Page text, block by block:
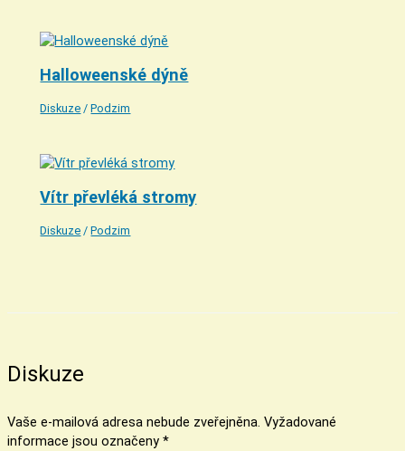
Halloweenské dýně
Diskuze /Podzim
Vítr převléká stromy
Diskuze /Podzim
Diskuze
Vaše e-mailová adresa nebude zveřejněna. Vyžadované
informace jsou označeny *